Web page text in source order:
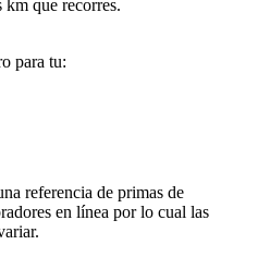
km que recorres.
para tu:
referencia de primas de
en línea por lo cual las